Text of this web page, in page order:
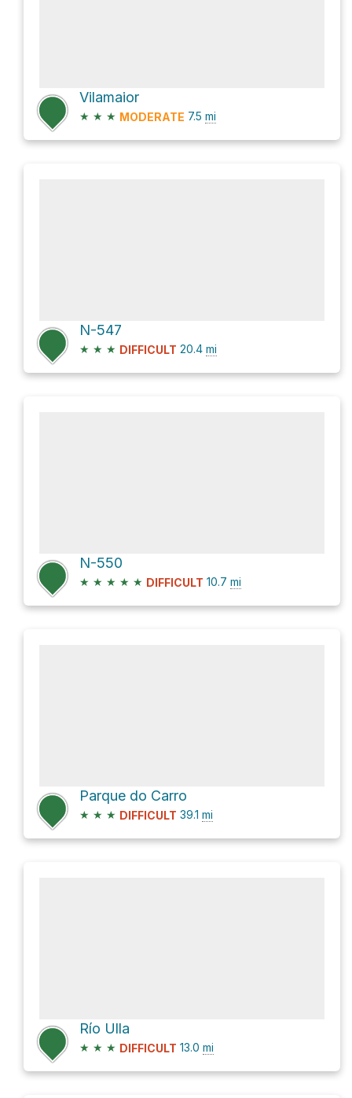
Vilamaior
★ ★ ★ MODERATE 7.5 mi
N-547
★ ★ ★ DIFFICULT 20.4 mi
N-550
★ ★ ★ ★ ★ DIFFICULT 10.7 mi
Parque do Carro
★ ★ ★ DIFFICULT 39.1 mi
Río Ulla
★ ★ ★ DIFFICULT 13.0 mi